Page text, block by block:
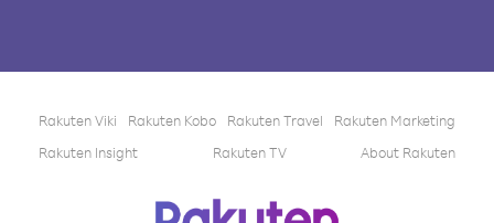
Rakuten Viki Rakuten Kobo Rakuten Travel
Rakuten Marketing
Rakuten Insight
Rakuten TV About Rakuten